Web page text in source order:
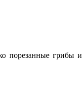
порезанные грибы и